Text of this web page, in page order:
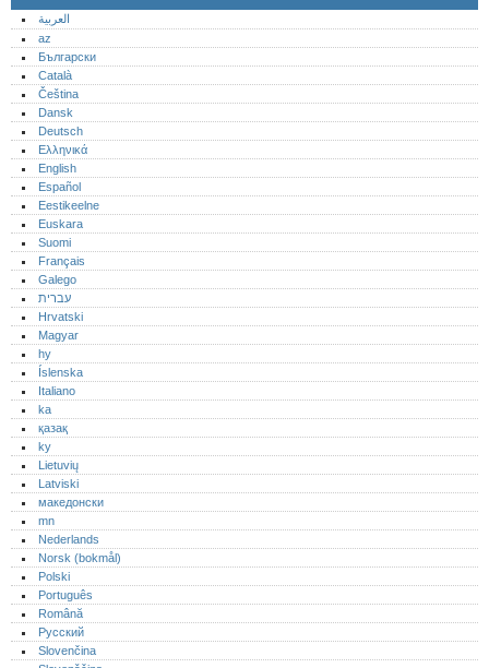
العربية
az
Български
Català
Čeština
Dansk
Deutsch
Ελληνικά
English
Español
Eestikeelne
Euskara
Suomi
Français
Galego
עברית
Hrvatski
Magyar
hy
Íslenska
Italiano
ka
қазақ
ky
Lietuvių
Latviski
македонски
mn
Nederlands
Norsk (bokmål)‎
Polski
Português‎
Română
Русский
Slovenčina